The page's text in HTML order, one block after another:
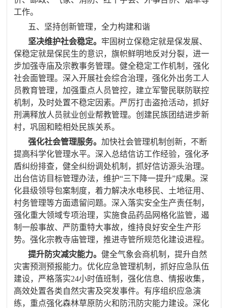
工作。
五、坚持创新管理，全力构建和谐
坚决维护社会稳定。 牢固树立保稳定就是保发展、
保稳定就是保民生的意识，旗帜鲜明地反对分裂，进一
步加强寺庙及宗教事务管理。健全稳定工作机制，强化
社会面管理。深入开展社会综合治理，强化外出务工人
员教育管理，加强重点人员管控，建立军警民联防联控
机制，及时处置不稳定因素。严厉打击盗抢活动，抓好
刑满释放人员就业创业帮教管理。创建民族团结进步新
村，巩固和睦相处民族关系。
强化社会管理服务。加快社会管理机制创新，不断
提高科学化管理水平。深入总结信访工作经验，强化矛
盾纠纷排查，健全纠纷调处机制，抓好信访源头治理。
出台信访目标管理办法，维护“三下降一提升”成果。深
化县级领导包案制度，着力解决水电移民、土地征用、
村务管理等方面遗留问题。深入落实安全生产责任制，
强化重大领域专项治理，实施食品药品网格化监管，遏
制一般事故、严防重特大事故，维持良好安全生产形
势。强化宗教寺庙管理，推进寺管所规范化建设进程。
提升防灾减灾能力。健全气象会商机制，提升自然
灾害预测预报能力。优化应急管理机制，抓好应急队伍
建设， 严格落实24小时值班制，强化信息、情报收集，
高效处置各类自然灾害及突发事件。有序组织应急演
练，重点强化森林草原防火和防汛防灾能力建设。深化